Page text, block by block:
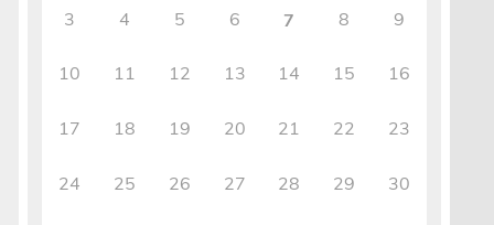
3 4 5 6 7 8 9
10 11 12 13 14 15 16
17 18 19 20 21 22 23
24 25 26 27 28 29 30